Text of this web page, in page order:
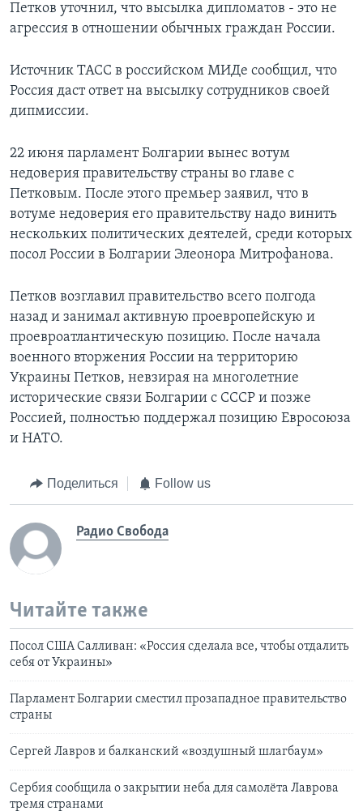
Петков уточнил, что высылка дипломатов - это не
агрессия в отношении обычных граждан России.
Источник ТАСС в российском МИДе сообщил, что
Россия даст ответ на высылку сотрудников своей
дипмиссии.
22 июня парламент Болгарии вынес вотум
недоверия правительству страны во главе с
Петковым. После этого премьер заявил, что в
вотуме недоверия его правительству надо винить
нескольких политических деятелей, среди которых
посол России в Болгарии Элеонора Митрофанова.
Петков возглавил правительство всего полгода
назад и занимал активную проевропейскую и
проевроатлантическую позицию. После начала
военного вторжения России на территорию
Украины Петков, невзирая на многолетние
исторические связи Болгарии с СССР и позже
Россией, полностью поддержал позицию Евросоюза
и НАТО.
Поделиться Follow us
Радио Свобода
Читайте также
Посол США Салливан: «Россия сделала все, чтобы отдалить
себя от Украины»
Парламент Болгарии сместил прозападное правительство
страны
Сергей Лавров и балканский «воздушный шлагбаум»
Сербия сообщила о закрытии неба для самолёта Лаврова
тремя странами